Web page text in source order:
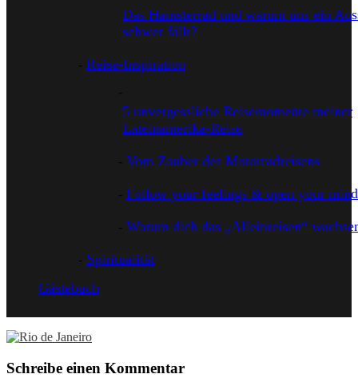
Das Hamsterrad und warum uns ein
schwer fällt?
Reise-Inspiration
5 unvergessliche Reisemomente meiner
Lateinamerika-Reise
Vom Zauber des Motorradreisens
Follow your feelings & open your
Warum dich das „Alleinreisen“
Spiritualität
Gästebuch
Schreibe einen Kommentar